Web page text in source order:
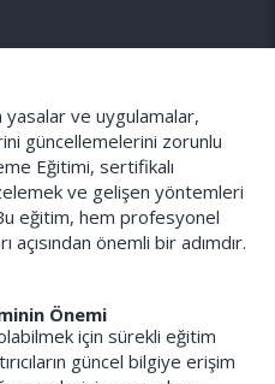
yasalar ve uygulamalar,
güncellemelerini zorunlu
Eğitimi, sertifikalı
ve gelişen yöntemleri
eğitim, hem profesyonel
önemli bir adımdır.
Önemi
için sürekli eğitim
güncel bilgiye erişim